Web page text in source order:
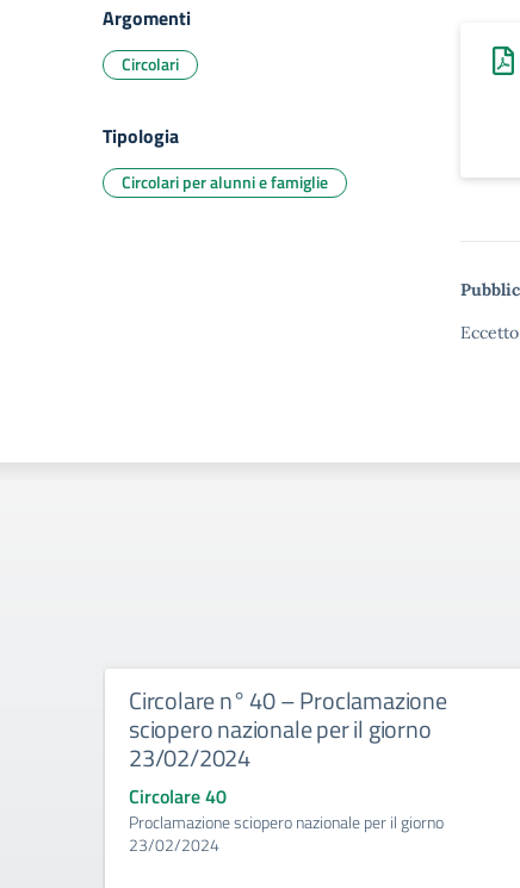
Argomenti
Circolari
Tipologia
Circolari per alunni e famiglie
Circolare n° 40 – Proclamazione
sciopero nazionale per il giorno
23/02/2024
Circolare 40
Proclamazione sciopero nazionale per il giorno
23/02/2024